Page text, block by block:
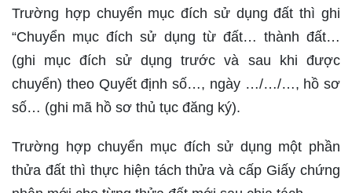
Trường hợp chuyển mục đích sử dụng đất thì ghi
“Chuyển mục đích sử dụng từ đất… thành đất…
(ghi mục đích sử dụng trước và sau khi được
chuyển) theo Quyết định số…, ngày …/…/…, hồ sơ
số… (ghi mã hồ sơ thủ tục đăng ký).
Trường hợp chuyển mục đích sử dụng một phần
thửa đất thì thực hiện tách thửa và cấp Giấy chứng